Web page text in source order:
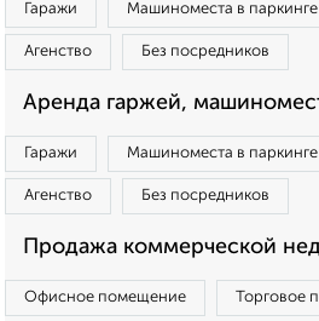
Гаражи Машиноместа в паркинге
Агенство Без посредников
Аренда гаржей,
Гаражи Машиноместа в паркинге
Агенство Без посредников
Продажа коммерческой
Офисное помещение Торговое